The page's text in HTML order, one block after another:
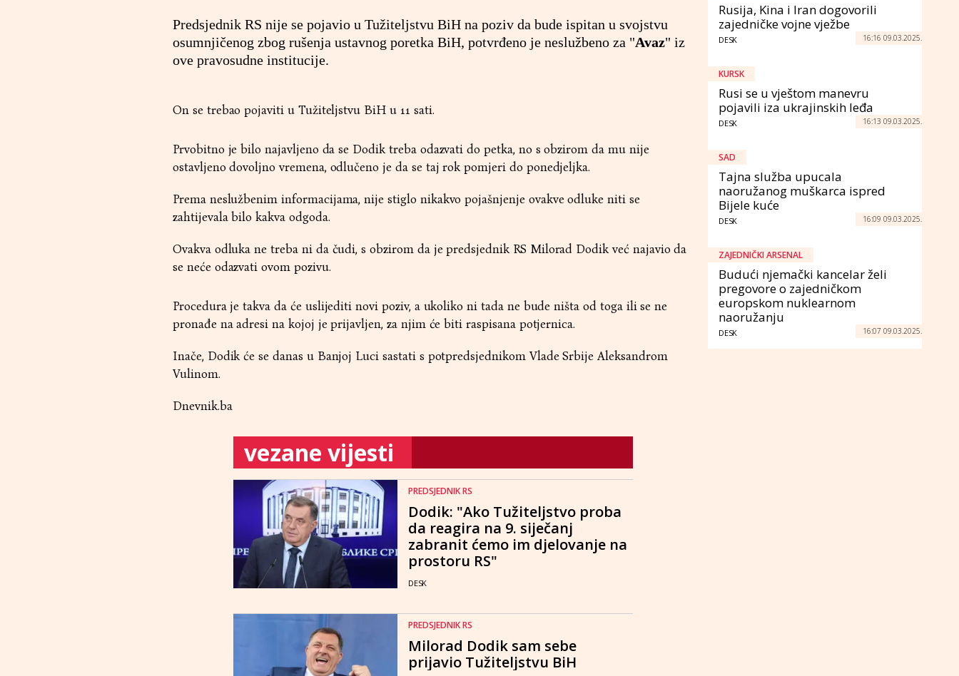
Predsjednik RS nije se pojavio u Tužiteljstvu BiH na poziv da bude ispitan u svojstvu
osumnjičenog zbog rušenja ustavnog poretka BiH, potvrđeno je neslužbeno za "Avaz" iz
ove pravosudne institucije.
On se trebao pojaviti u Tužiteljstvu BiH u 11 sati.
Prvobitno je bilo najavljeno da se Dodik treba odazvati do petka, no s obzirom da mu nije
ostavljeno dovoljno vremena, odlučeno je da se taj rok pomjeri do ponedjeljka.
Prema neslužbenim informacijama, nije stiglo nikakvo pojašnjenje ovakve odluke niti se
zahtijevala bilo kakva odgoda.
Ovakva odluka ne treba ni da čudi, s obzirom da je predsjednik RS Milorad Dodik već najavio da
se neće odazvati ovom pozivu.
Procedura je takva da će uslijediti novi poziv, a ukoliko ni tada ne bude ništa od toga ili se ne
pronađe na adresi na kojoj je prijavljen, za njim će biti raspisana potjernica.
Inače, Dodik će se danas u Banjoj Luci sastati s potpredsjednikom Vlade Srbije Aleksandrom
Vulinom.
Dnevnik.ba
vezane vijesti
PREDSJEDNIK RS
Dodik: "Ako Tužiteljstvo proba
da reagira na 9. siječanj
zabranit ćemo im djelovanje na
prostoru RS"
DESK
PREDSJEDNIK RS
Milorad Dodik sam sebe
prijavio Tužiteljstvu BiH
Rusija, Kina i Iran dogovorili
zajedničke vojne vježbe
DESK 16:16 09.03.2025.
KURSK
Rusi se u vještom manevru
pojavili iza ukrajinskih leđa
DESK 16:13 09.03.2025.
SAD
Tajna služba upucala
naoružanog muškarca ispred
Bijele kuće
DESK 16:09 09.03.2025.
ZAJEDNIČKI ARSENAL
Budući njemački kancelar želi
pregovore o zajedničkom
europskom nuklearnom
naoružanju
DESK 16:07 09.03.2025.